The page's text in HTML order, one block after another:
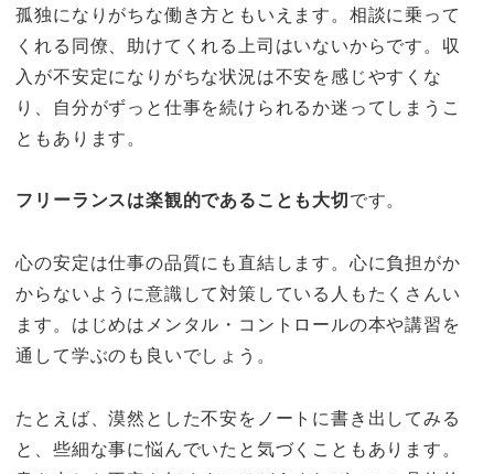
孤独になりがちな働き方ともいえます。相談に乗って
くれる同僚、助けてくれる上司はいないからです。収
入が不安定になりがちな状況は不安を感じやすくな
り、自分がずっと仕事を続けられるか迷ってしまうこ
ともあります。
フリーランスは楽観的であることも大切です。
心の安定は仕事の品質にも直結します。心に負担がか
からないように意識して対策している人もたくさんい
ます。はじめはメンタル・コントロールの本や講習を
通して学ぶのも良いでしょう。
たとえば、漠然とした不安をノートに書き出してみる
と、些細な事に悩んでいたと気づくこともあります。